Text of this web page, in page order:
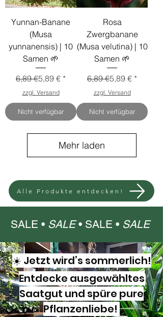
Yunnan-Banane
(Musa
yunnanensis) | 10
Samen 🌱
Standardpreis
6,89 €Sale-Preis
5,89 €
zzgl. Versand
Nicht verfügbar
Rosa
Zwergbanane
(Musa velutina) | 10
Samen 🌱
Standardpreis
6,89 €Sale-Preis
5,89 €
zzgl. Versand
Nicht verfügbar
Mehr laden
Alle Produkte entdecken!
SALE • SALE• SALE • SALE
☀️ Jetzt wird’s sommerlich!
Entdecke ausgewähltes
Saatgut und spüre pure
Pflanzenliebe!